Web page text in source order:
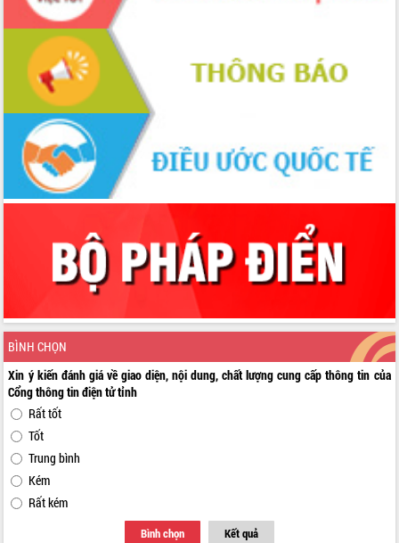
BÌNH CHỌN
Xin ý kiến đánh giá về giao diện, nội dung, chất lượng cung cấp thông tin của
Cổng thông tin điện tử tỉnh
Rất tốt
Tốt
Trung bình
Kém
Rất kém
Bình chọn Kết quả